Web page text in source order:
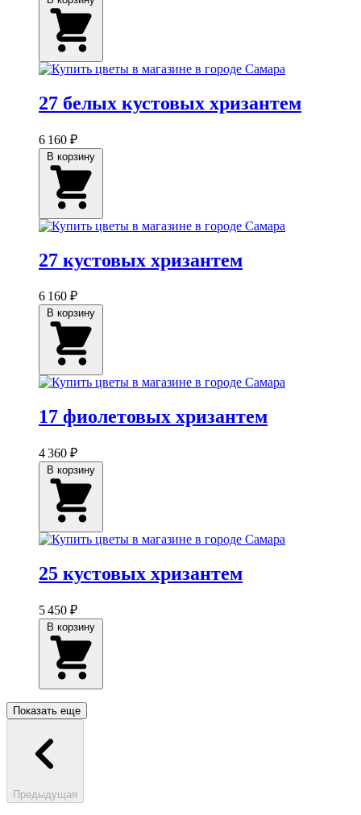
27 белых кустовых хризантем
6 160 ₽
27 кустовых хризантем
6 160 ₽
17 фиолетовых хризантем
4 360 ₽
25 кустовых хризантем
5 450 ₽
Показать еще
Предыдущая